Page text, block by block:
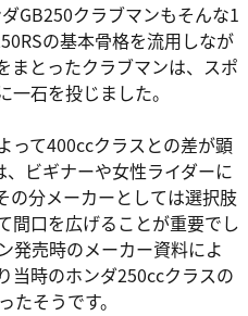
GB250クラブマンもそんな1
の基本骨格を流用しなが
まとったクラブマンは、スポ
石を投じました。
って400ccクラスとの差が顕
ビギナーや女性ライダーに
の分メーカーとしては選択肢
間口を広げることが重要でし
発売時のメーカー資料によ
当時のホンダ250ccクラスの
そうです。